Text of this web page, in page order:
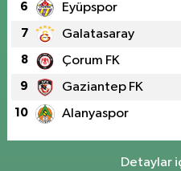
6 Eyüpspor
7 Galatasaray
8 Çorum FK
9 Gaziantep FK
10 Alanyaspor
Detaylar